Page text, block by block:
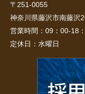
〒251-0055
神奈川県藤沢市南藤沢
営業時間： 09：00-18
定休日： 水曜日